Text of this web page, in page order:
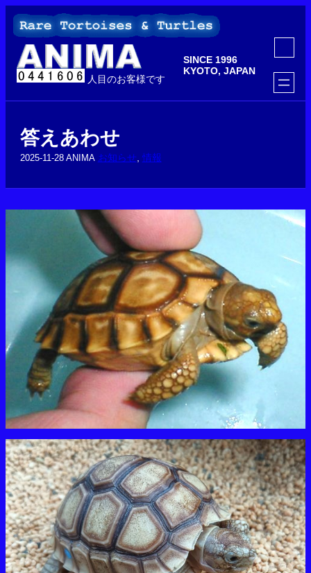
を
人目のお客様です
SINCE 1996
KYOTO, JAPAN
ア
コ
ン
リ
ン
ク
答えあわせ
2025-11-28 ANIMA お知らせ 情報